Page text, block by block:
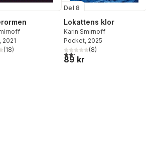
, 2021
5 stjärnor. Totalt antal röster:
(18)
Del 8
Lokattens klor
Karin Smirnoff
Pocket, 2025
2,3utav 5 stjärnor. Totalt
(8)
89 kr